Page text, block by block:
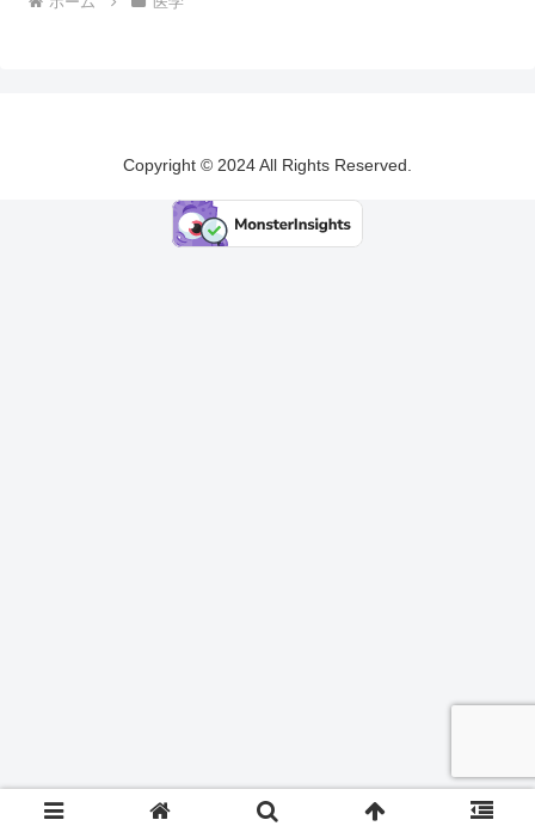
Copyright © 2024 All Rights Reserved.